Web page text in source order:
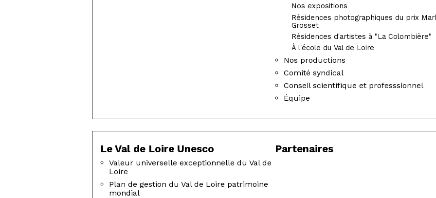
Nos expositions
Résidences photographiques du prix
Grosset
Résidences d'artistes à "La Colombière"
À l'école du Val de Loire
Nos productions
Comité syndical
Conseil scientifique et professsionnel
Équipe
Le Val de Loire Unesco
Valeur universelle exceptionnelle du Val de
Loire
Plan de gestion du Val de Loire patrimoine
mondial
Partenaires